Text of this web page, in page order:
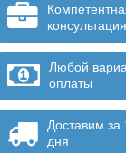
консультация
Любой
оплаты
Доставим за
дня